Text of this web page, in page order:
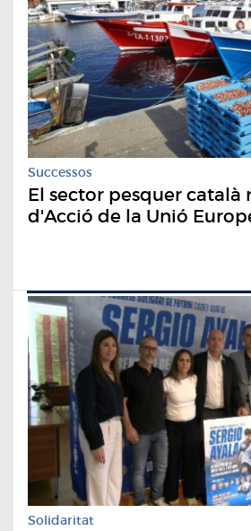
Successos
El sector pesquer català
d'Acció de la Unió
Solidaritat